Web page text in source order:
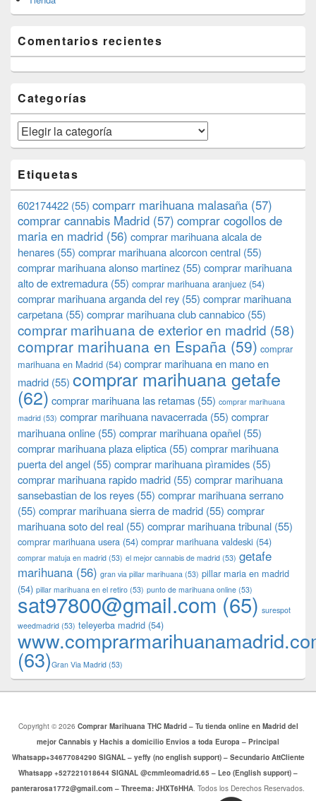
Comentarios recientes
Categorías
Categorías
Etiquetas
602174422 (55) comparr marihuana malasaña (57)
comprar cannabis Madrid (57) comprar cogollos de
maria en madrid (56) comprar marihuana alcala de
henares (55) comprar marihuana alcorcon central (55)
comprar marihuana alonso martinez (55) comprar marihuana
alto de extremadura (55) comprar marihuana aranjuez (54)
comprar marihuana arganda del rey (55) comprar marihuana
carpetana (55) comprar marihuana club cannabico (55)
comprar marihuana de exterior en madrid (58)
comprar marihuana en España (59) comprar
marihuana en Madrid (54) comprar marihuana en mano en
madrid (55) comprar marihuana getafe
(62) comprar marihuana las retamas (55) comprar marihuana
madrid (53) comprar marihuana navacerrada (55) comprar
marihuana online (55) comprar marihuana opañel (55)
comprar marihuana plaza eliptica (55) comprar marihuana
puerta del angel (55) comprar marihuana pìramides (55)
comprar marihuana rapido madrid (55) comprar marihuana
sansebastian de los reyes (55) comprar marihuana serrano
(55) comprar marihuana sierra de madrid (55) comprar
marihuana soto del real (55) comprar marihuana tribunal (55)
comprar marihuana usera (54) comprar marihuana valdeski (54)
comprar matuja en madrid (53) el mejor cannabis de madrid (53) getafe
marihuana (56) gran via pillar marihuana (53) pillar maria en madrid
(54) pillar marihuana en el retiro (53) punto de marihuana online (53)
sat97800@gmail.com (65) surespot
weedmadrid (53) teleyerba madrid (54)
(63)​​Gran Via Madrid (53)
Copyright © 2026 Comprar Marihuana THC Madrid – Tu tienda online en Madrid del
mejor Cannabis y Hachis a domicilio Envios a toda Europa – Principal
Whatsapp+34677084290 SIGNAL – yeffy (no english support) – Secundario AttCliente
Whatsapp +527221018644 SIGNAL @cmmleomadrid.65 – Leo (English support) –
panterarosa1772@gmail.com – Threema: JHXT6HHA. Todos los Derechos Reservados.